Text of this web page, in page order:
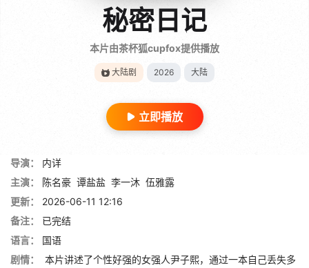
秘密日记
本片由茶杯狐cupfox提供播放
大陆剧 2026 大陆
立即播放
导演：
内详
主演：
陈名豪 谭盐盐 李一沐 伍雅露
更新：
2026-06-11 12:16
备注：
已完结
语言：
国语
剧情：
本片讲述了个性好强的女强人尹子熙，通过一本自己丢失多